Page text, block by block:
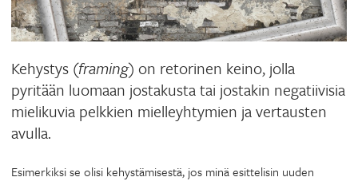
Kehystys (framing) on retorinen keino, jolla
pyritään luomaan jostakusta tai jostakin negatiivisia
mielikuvia pelkkien mielleyhtymien ja vertausten
avulla.
Esimerkiksi se olisi kehystämisestä, jos minä esittelisin uuden